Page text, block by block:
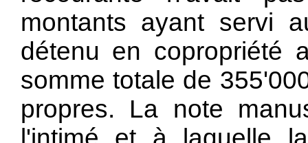
montants ayant servi
détenu en copropriété
somme totale de
propres. La note